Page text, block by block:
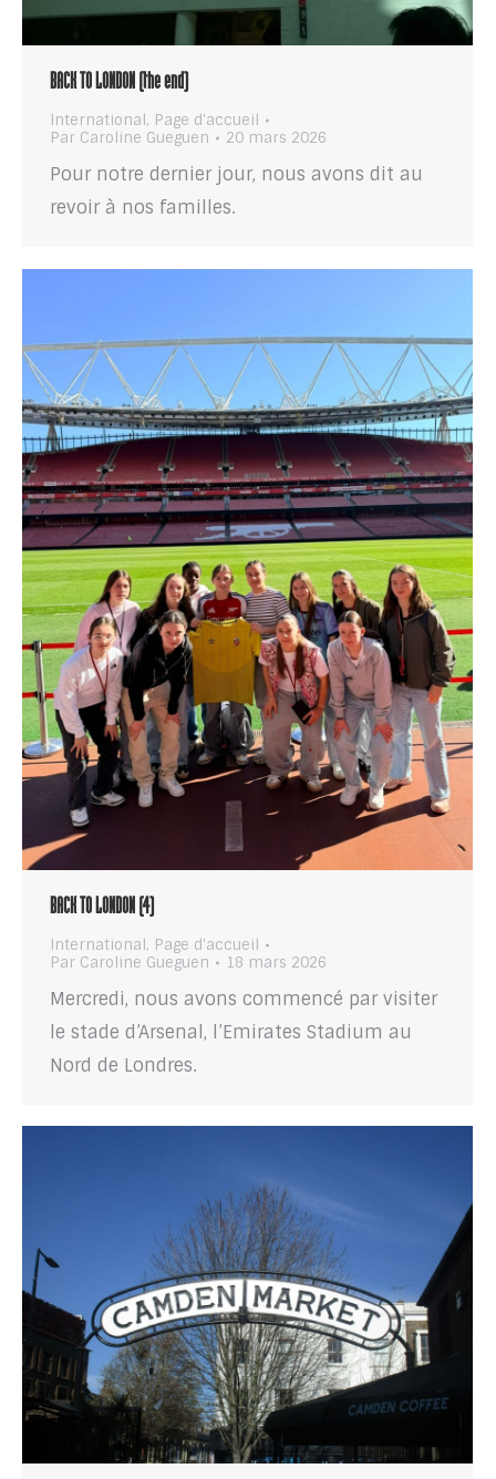
BACK TO LONDON (the end)
International, Page d'accueil
Par Caroline Gueguen 20 mars 2026
Pour notre dernier jour, nous avons dit au
revoir à nos familles.
BACK TO LONDON (4)
International, Page d'accueil
Par Caroline Gueguen 18 mars 2026
Mercredi, nous avons commencé par visiter
le stade d’Arsenal, l’Emirates Stadium au
Nord de Londres.